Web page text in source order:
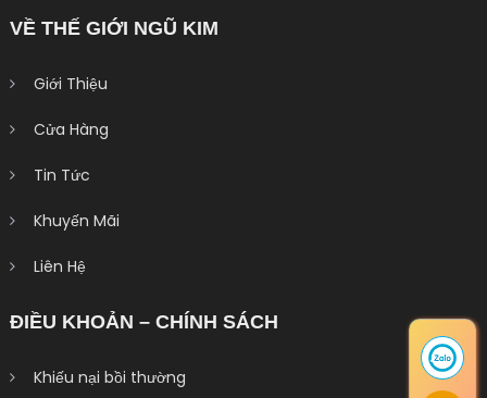
VỀ THẾ GIỚI NGŨ KIM
Giới Thiệu
Cửa Hàng
Tin Tức
Khuyến Mãi
Liên Hệ
ĐIỀU KHOẢN – CHÍNH SÁCH
Khiếu nại bồi thường